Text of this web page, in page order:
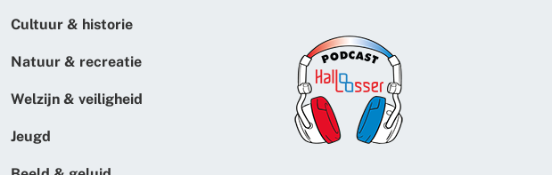
Cultuur & historie
Natuur & recreatie
Welzijn & veiligheid
Jeugd